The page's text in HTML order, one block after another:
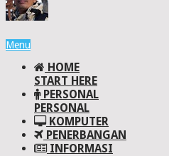
Menu
HOME
START HERE
PERSONAL
PERSONAL
KOMPUTER
PENERBANGAN
INFORMASI